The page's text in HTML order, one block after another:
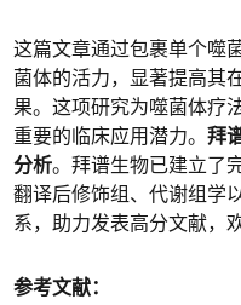
这篇文章通过包裹单个噬
菌体的活力，显著提高其
果。这项研究为噬菌体疗
重要的临床应用潜力。拜
分析。拜谱生物已建立了
翻译后修饰组、代谢组学
系，助力发表高分文献，
参考文献：